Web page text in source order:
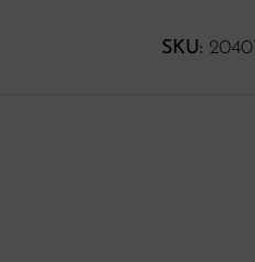
SKU: